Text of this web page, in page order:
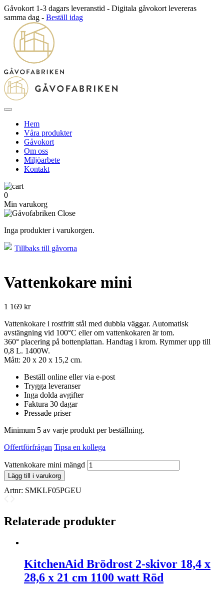
Gåvokort 1-3 dagars leveranstid - Digitala gåvokort levereras
samma dag - Beställ idag
Hem
Våra produkter
Gåvokort
Om oss
Miljöarbete
Kontakt
0
Min varukorg
Inga produkter i varukorgen.
Tillbaks till gåvorna
Vattenkokare mini
1 169 kr
Vattenkokare i rostfritt stål med dubbla väggar. Automatisk
avstängning vid 100°C eller om vattenkokaren är tom.
360° placering på bottenplattan. Handtag i krom. Rymmer upp till
0,8 L. 1400W.
Mått: 20 x 20 x 15,2 cm.
Beställ online eller via e-post
Trygga leveranser
Inga dolda avgifter
Faktura 30 dagar
Pressade priser
Minimum 5 av varje produkt per beställning.
Offertförfrågan Tipsa en kollega
Vattenkokare mini mängd
Lägg till i varukorg
Artnr: SMKLF05PGEU
Relaterade produkter
KitchenAid Brödrost 2-skivor 18,4 x
28,6 x 21 cm 1100 watt Röd